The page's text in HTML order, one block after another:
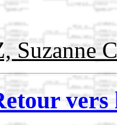
Suzanne
vers